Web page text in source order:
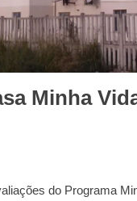
Minha
do Programa